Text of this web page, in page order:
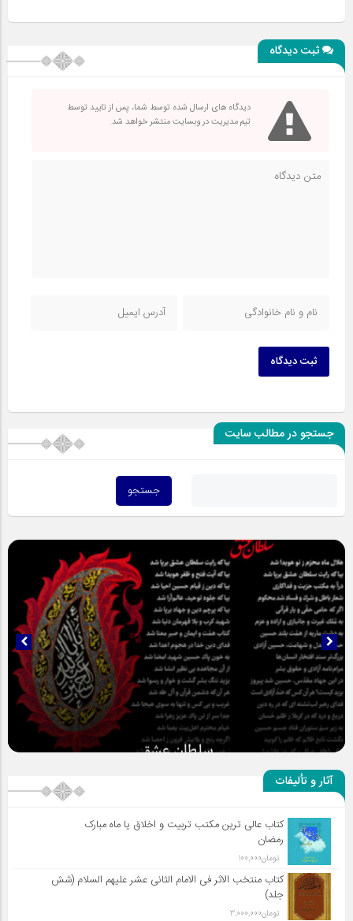
ثبت دیدگاه
دیدگاه های ارسال شده توسط شما، پس از تایید توسط
تیم مدیریت در وبسایت منتشر خواهد شد.
ثبت دیدگاه
جستجو در مطالب سایت
سلطان عشق
آثار و تألیفات
کتاب عالی ترین مکتب تربیت و اخلاق یا ماه مبارک
رمضان
تومان100,000
کتاب منتخب الاثر فی الامام الثانی عشر علیهم السلام (شش
جلد)
تومان3,000,000